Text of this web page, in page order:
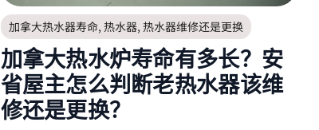
加拿大热水器寿命, 热水器, 热水器维修还是更换
加拿大热水炉寿命有多长？安
省屋主怎么判断老热水器该维
修还是更换？